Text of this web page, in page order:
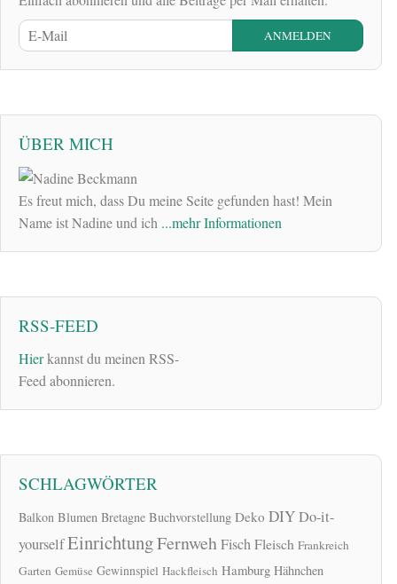
ÜBER MICH
Es freut mich, dass Du meine Seite gefunden hast! Mein
Name ist Nadine und ich ...mehr Informationen
RSS-FEED
Hierkannst du meinen RSS-
Feed abonnieren.
SCHLAGWÖRTER
Balkon Blumen Bretagne Buchvorstellung Deko DIYDo-it-
yourselfEinrichtungFernwehFischFleisch Frankreich
Garten Gemüse Gewinnspiel Hackfleisch Hamburg Hähnchen